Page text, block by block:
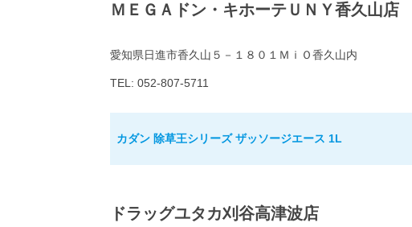
ＭＥＧＡドン・キホーテＵＮＹ香久山店
愛知県日進市香久山５－１８０１ＭｉＯ香久山内
TEL: 052-807-5711
カダン 除草王シリーズ ザッソージエース 1L
ドラッグユタカ刈谷高津波店